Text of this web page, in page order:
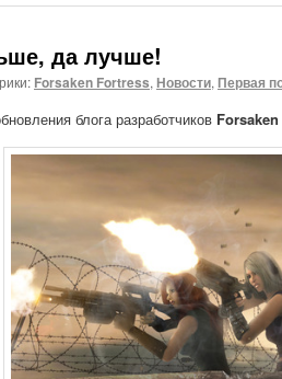
да лучше!
Forsaken Fortress, Новости, Первая
блога разработчиков